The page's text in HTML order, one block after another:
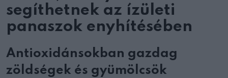
segíthetnek az ízületi
panaszok enyhítésében
Antioxidánsokban gazdag
zöldségek és gyümölcsök